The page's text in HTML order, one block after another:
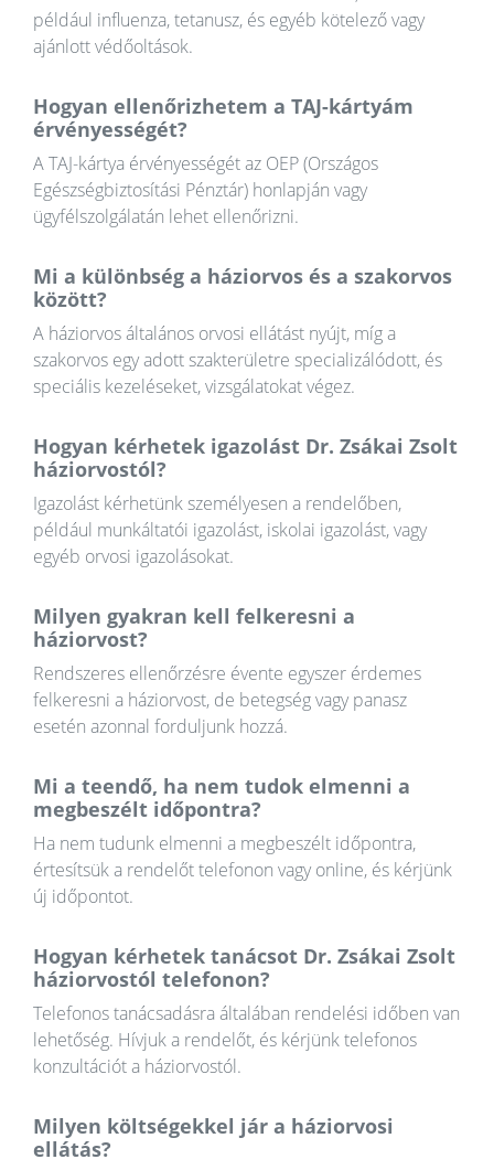
például influenza, tetanusz, és egyéb kötelező vagy
ajánlott védőoltások.
Hogyan ellenőrizhetem a TAJ-kártyám
érvényességét?
A TAJ-kártya érvényességét az OEP (Országos
Egészségbiztosítási Pénztár) honlapján vagy
ügyfélszolgálatán lehet ellenőrizni.
Mi a különbség a háziorvos és a szakorvos
között?
A háziorvos általános orvosi ellátást nyújt, míg a
szakorvos egy adott szakterületre specializálódott, és
speciális kezeléseket, vizsgálatokat végez.
Hogyan kérhetek igazolást Dr. Zsákai Zsolt
háziorvostól?
Igazolást kérhetünk személyesen a rendelőben,
például munkáltatói igazolást, iskolai igazolást, vagy
egyéb orvosi igazolásokat.
Milyen gyakran kell felkeresni a
háziorvost?
Rendszeres ellenőrzésre évente egyszer érdemes
felkeresni a háziorvost, de betegség vagy panasz
esetén azonnal forduljunk hozzá.
Mi a teendő, ha nem tudok elmenni a
megbeszélt időpontra?
Ha nem tudunk elmenni a megbeszélt időpontra,
értesítsük a rendelőt telefonon vagy online, és kérjünk
új időpontot.
Hogyan kérhetek tanácsot Dr. Zsákai Zsolt
háziorvostól telefonon?
Telefonos tanácsadásra általában rendelési időben van
lehetőség. Hívjuk a rendelőt, és kérjünk telefonos
konzultációt a háziorvostól.
Milyen költségekkel jár a háziorvosi
ellátás?